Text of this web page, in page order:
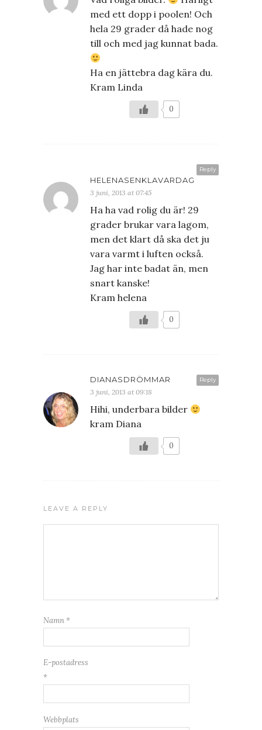
med ett dopp i poolen! Och
hela 29 grader då hade nog
till och med jag kunnat bada.
Ha en jättebra dag kära du.
Kram Linda
0
Reply
HELENASENKLAVARDAG
3 juni, 2013 at 07:45
Ha ha vad rolig du är! 29
grader brukar vara lagom,
men det klart då ska det ju
vara varmt i luften också.
Jag har inte badat än, men
snart kanske!
Kram helena
0
Reply
DIANASDRÖMMAR
3 juni, 2013 at 09:18
Hihi, underbara bilder
kram Diana
0
LEAVE A REPLY
Namn *
E-postadress
*
Webbplats